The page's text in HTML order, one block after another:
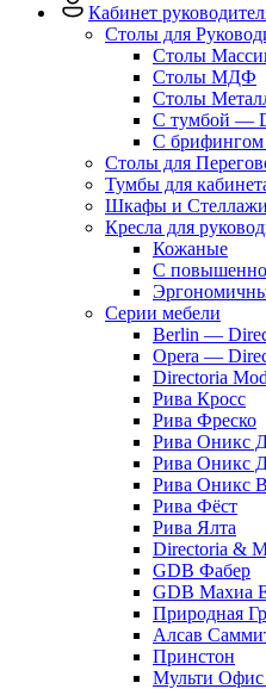
Кабинет
Столы для
Столы
Столы МДФ
Столы
С тумбой —
C
Столы для
Тумбы для
Шкафы и Стеллажи
Кресла для
Кожаные
С
Серии мебели
Berlin —
Opera —
Directoria
Рива Кросс
Рива Фреско
Рива Оникс
Рива Оникс
Рива Оникс
Рива Фёст
Рива Ялта
Directoria &
GDB Фабер
GDB Махиа
Природная
Алсав
Принстон
Мульти